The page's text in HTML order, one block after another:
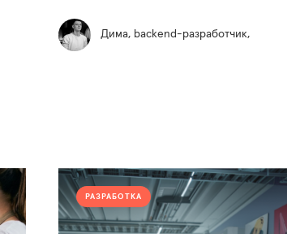
Дима, backend-разработчик,
РАЗРАБОТКА